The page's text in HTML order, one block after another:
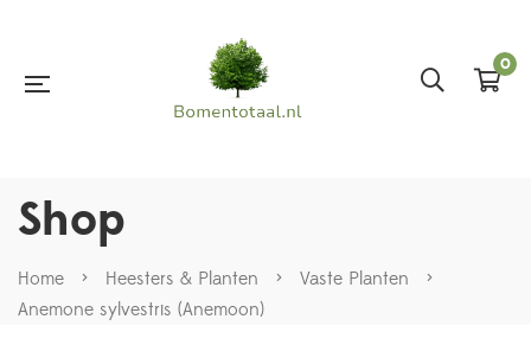
0
Shop
Home > Heesters & Planten > Vaste Planten
>
Anemone sylvestris (Anemoon)